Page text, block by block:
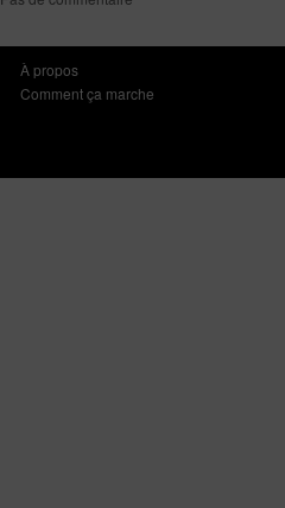
À propos
Comment ça marche